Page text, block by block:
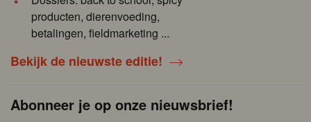
producten, dierenvoeding,
betalingen, fieldmarketing ...
Bekijk de nieuwste editie!
Abonneer je op onze nieuwsbrief!